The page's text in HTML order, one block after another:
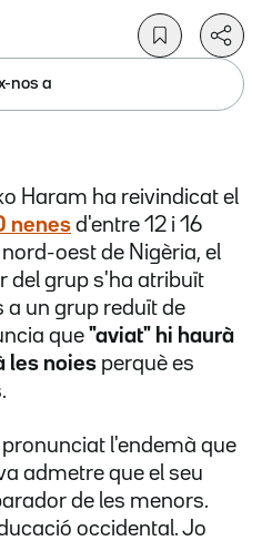
nos a
Haram ha reivindicat el
nenes d'entre 12 i 16
oest de Nigèria, el
del grup s'ha atribuït
a un grup reduït de
que "aviat" hi haurà
les noies perquè es
l'endemà que
admetre que el seu
de les menors.
occidental. Jo